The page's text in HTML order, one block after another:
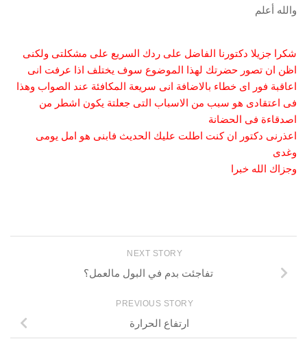
والله أعلم
شكرا جزيلا دكتورنا الفاضل على ردك السريع على مشكلتى ولكنى
اظن ان تصور حضرتك لهذا الموضوع سوف يختلف اذا عرفت انى
اعاقبة فور اى خطاء بالاضافة انى سريعة المكافئة عند الصواب وهذا
فى اعتقادى هو سبب من الاسباب التى جعلتة يكون اشطر من
اصدقاءة فى الحضانة
اعذرنى دكتور ان كنت اطلت عليك الحديث فابنى هو امل يومى
وغدى
وجزاك الله خبرا
NEXT STORY
تفاجئت بدم في البول مالعمل؟
PREVIOUS STORY
ارتفاع الحرارة